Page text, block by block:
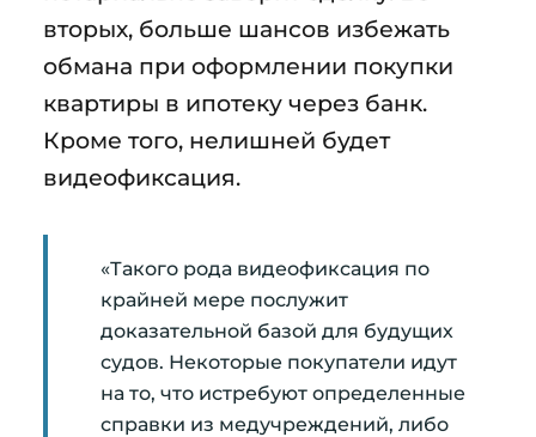
вторых, больше шансов избежать
обмана при оформлении покупки
квартиры в ипотеку через банк.
Кроме того, нелишней будет
видеофиксация.
«Такого рода видеофиксация по
крайней мере послужит
доказательной базой для будущих
судов. Некоторые покупатели идут
на то, что истребуют определенные
справки из медучреждений, либо